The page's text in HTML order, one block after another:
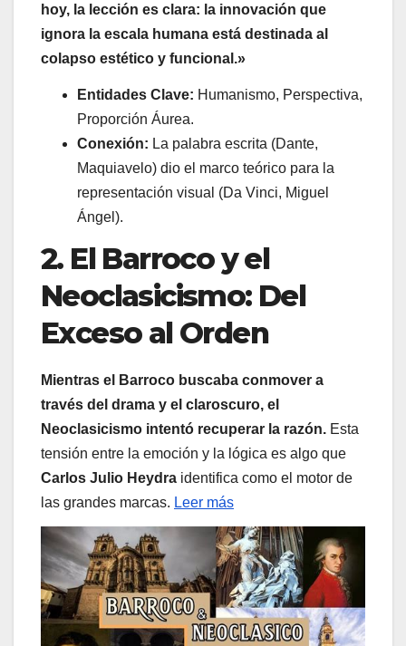
hoy, la lección es clara: la innovación que
ignora la escala humana está destinada al
colapso estético y funcional.»
Entidades Clave: Humanismo, Perspectiva,
Proporción Áurea.
Conexión: La palabra escrita (Dante,
Maquiavelo) dio el marco teórico para la
representación visual (Da Vinci, Miguel
Ángel).
2. El Barroco y el
Neoclasicismo: Del
Exceso al Orden
Mientras el Barroco buscaba conmover a
través del drama y el claroscuro, el
Neoclasicismo intentó recuperar la razón. Esta
tensión entre la emoción y la lógica es algo que
Carlos Julio Heydra identifica como el motor de
las grandes marcas. Leer más